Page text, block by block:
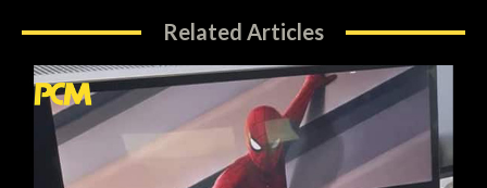
Related Articles